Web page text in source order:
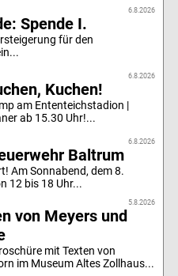
6.8.2026
Spende I.
für den
6.8.2026
Kuchen!
am Ententeichstadion |
ab 15.30 Uhr!...
6.8.2026
Baltrum
Am Sonnabend, dem 8.
12 bis 18 Uhr...
5.8.2026
von Meyers und
mit Texten von
im Museum Altes Zollhaus...